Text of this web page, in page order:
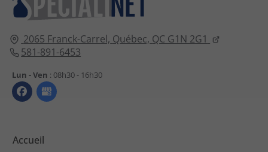
2065 Franck-Carrel, Québec, QC G1N 2G1
581-891-6453
Lun - Ven : 08h30 - 16h30
Accueil